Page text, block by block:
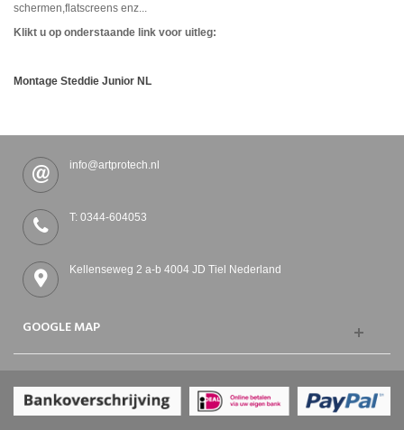
schermen,flatscreens enz...
Klikt u op onderstaande link voor uitleg:
Montage Steddie Junior NL
info@artprotech.nl
T: 0344-604053
Kellenseweg 2 a-b 4004 JD Tiel Nederland
GOOGLE MAP